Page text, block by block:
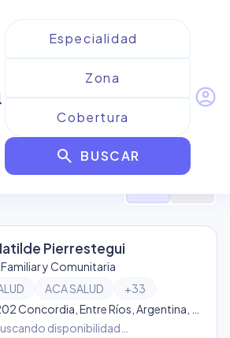
search BUSCAR
account_circle
paraAMC Salud
Pierrestegui
y Comunitaria
ACA SALUD +33
disponibilidad…